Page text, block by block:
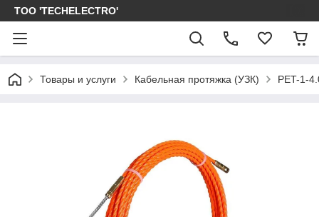
ТОО 'TECHELECTRO'
Товары и услуги Кабельная протяжка (УЗК) PET-1-